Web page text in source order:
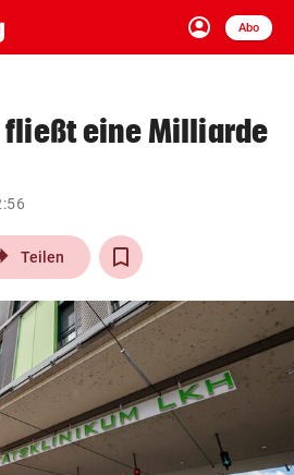
account_circle
Anmelden
Abo
close Schließen
arrow_right
fließt eine Milliarde
Teilen